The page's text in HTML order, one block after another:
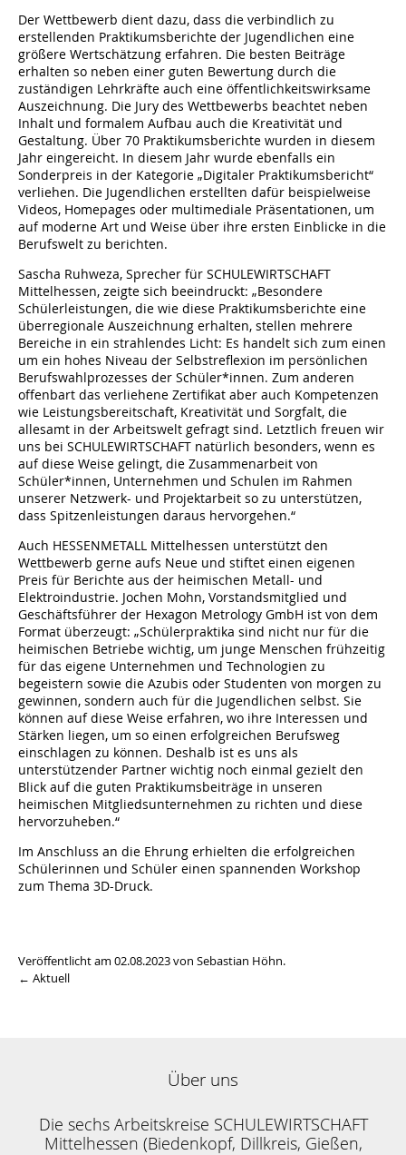
Der Wettbewerb dient dazu, dass die verbindlich zu
erstellenden Praktikumsberichte der Jugendlichen eine
größere Wertschätzung erfahren. Die besten Beiträge
erhalten so neben einer guten Bewertung durch die
zuständigen Lehrkräfte auch eine öffentlichkeitswirksame
Auszeichnung. Die Jury des Wettbewerbs beachtet neben
Inhalt und formalem Aufbau auch die Kreativität und
Gestaltung. Über 70 Praktikumsberichte wurden in diesem
Jahr eingereicht. In diesem Jahr wurde ebenfalls ein
Sonderpreis in der Kategorie „Digitaler Praktikumsbericht“
verliehen. Die Jugendlichen erstellten dafür beispielweise
Videos, Homepages oder multimediale Präsentationen, um
auf moderne Art und Weise über ihre ersten Einblicke in die
Berufswelt zu berichten.
Sascha Ruhweza, Sprecher für SCHULEWIRTSCHAFT
Mittelhessen, zeigte sich beeindruckt: „Besondere
Schülerleistungen, die wie diese Praktikumsberichte eine
überregionale Auszeichnung erhalten, stellen mehrere
Bereiche in ein strahlendes Licht: Es handelt sich zum einen
um ein hohes Niveau der Selbstreflexion im persönlichen
Berufswahlprozesses der Schüler*innen. Zum anderen
offenbart das verliehene Zertifikat aber auch Kompetenzen
wie Leistungsbereitschaft, Kreativität und Sorgfalt, die
allesamt in der Arbeitswelt gefragt sind. Letztlich freuen wir
uns bei SCHULEWIRTSCHAFT natürlich besonders, wenn es
auf diese Weise gelingt, die Zusammenarbeit von
Schüler*innen, Unternehmen und Schulen im Rahmen
unserer Netzwerk- und Projektarbeit so zu unterstützen,
dass Spitzenleistungen daraus hervorgehen.“
Auch HESSENMETALL Mittelhessen unterstützt den
Wettbewerb gerne aufs Neue und stiftet einen eigenen
Preis für Berichte aus der heimischen Metall- und
Elektroindustrie. Jochen Mohn, Vorstandsmitglied und
Geschäftsführer der Hexagon Metrology GmbH ist von dem
Format überzeugt: „Schülerpraktika sind nicht nur für die
heimischen Betriebe wichtig, um junge Menschen frühzeitig
für das eigene Unternehmen und Technologien zu
begeistern sowie die Azubis oder Studenten von morgen zu
gewinnen, sondern auch für die Jugendlichen selbst. Sie
können auf diese Weise erfahren, wo ihre Interessen und
Stärken liegen, um so einen erfolgreichen Berufsweg
einschlagen zu können. Deshalb ist es uns als
unterstützender Partner wichtig noch einmal gezielt den
Blick auf die guten Praktikumsbeiträge in unseren
heimischen Mitgliedsunternehmen zu richten und diese
hervorzuheben.“
Im Anschluss an die Ehrung erhielten die erfolgreichen
Schülerinnen und Schüler einen spannenden Workshop
zum Thema 3D-Druck.
Veröffentlicht am 02.08.2023 von Sebastian Höhn.
← Aktuell
Über uns
Die sechs Arbeitskreise SCHULEWIRTSCHAFT
Mittelhessen (Biedenkopf, Dillkreis, Gießen,